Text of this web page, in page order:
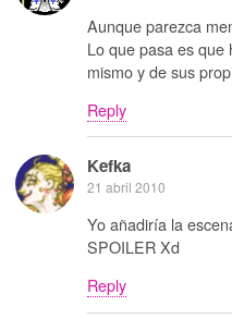
Aunque parezca
Lo que pasa es
mismo y de sus
Reply
Kefka
21 abril 2010
Yo añadiría la
SPOILER Xd
Reply